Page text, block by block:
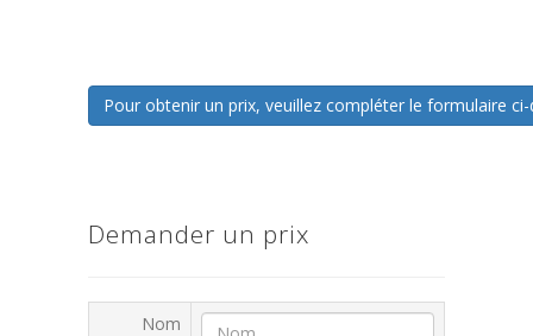
Pour obtenir un prix, veuillez compléter le formulaire
Demander un prix
Nom